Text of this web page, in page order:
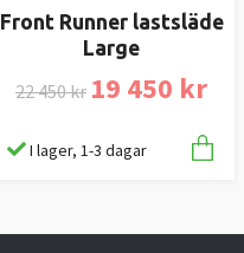
Front Runner lastsläde
Large
22 450 kr 19 450 kr
I lager, 1-3 dagar